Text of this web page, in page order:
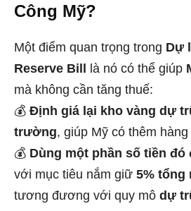
Công Mỹ?
Một điểm quan trọng trong Dự
Reserve Bill là nó có thể giúp
mà không cần tăng thuế:
💰 Định giá lại kho vàng dự
trường, giúp Mỹ có thêm
💰 Dùng một phần số tiền đó
với mục tiêu nắm giữ 5% tổng
tương đương với quy mô dự